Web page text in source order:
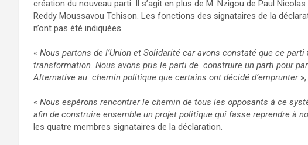
création du nouveau parti. Il s’agit en plus de M. Nzigou de Paul
Reddy Moussavou Tchison. Les fonctions des signataires de la
n’ont pas été indiquées.
« Nous partons de l’Union et Solidarité car avons constaté que ce
transformation. Nous avons pris le parti de construire un parti pour
Alternative au chemin politique que certains ont décidé d’emprunter
« Nous espérons rencontrer le chemin de tous les opposants à ce
afin de construire ensemble un projet politique qui fasse reprendre à
les quatre membres signataires de la déclaration.